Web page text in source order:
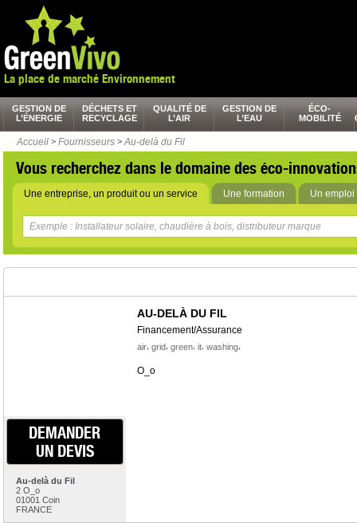
La place de marché Environnement
GESTION DE
L’ÉNERGIE
DÉCHETS ET
RECYCLAGE
QUALITÉ DE
L’AIR
GESTION DE
L’EAU
ÉCO-
MOBILITÉ
Accueil > Fournisseurs > Au-delà du Fil
Vous recherchez dans le domaine des éco-
Une entreprise, un produit ou un service Une formation Un emploi
DEMANDER
UN DEVIS
Au-delà du Fil
2 O_o
01001 Coin
FRANCE
AU-DELÀ DU FIL
Financement/Assurance
air, grid, green, it, washing,
O_o